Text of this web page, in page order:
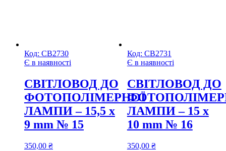
Код: СВ2730
Є в наявності
CВІТЛОВОД ДО
ФОТОПОЛІМЕРНОЇ
ЛАМПИ – 15,5 х
9 mm № 15
350,00 ₴
Код: СВ2731
Є в наявності
CВІТЛОВОД ДО
ЛАМПИ – 15 х
10 mm № 16
350,00 ₴